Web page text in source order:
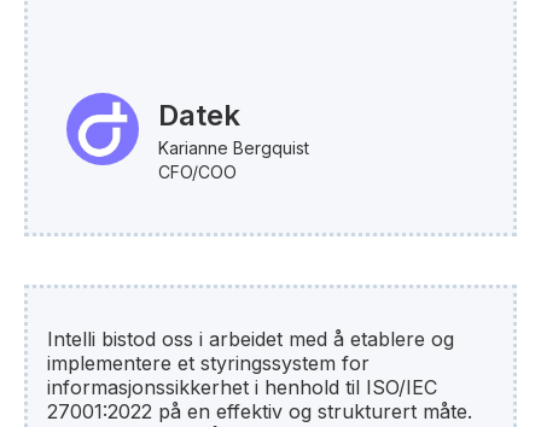
Datek
Karianne Bergquist
CFO/COO
Intelli bistod oss i arbeidet med å etablere og
implementere et styringssystem for
informasjonssikkerhet i henhold til ISO/IEC
27001:2022 på en effektiv og strukturert måte.